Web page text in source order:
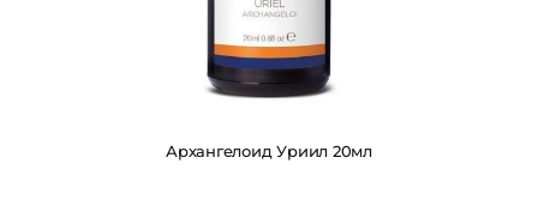
Архангелоид Уриил 20мл